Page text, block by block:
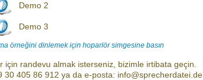
Demo 2
Demo 3
örneğini dinlemek için hoparlör simgesine basın
için randevu almak isterseniz, bizimle irtibata geçin.
30 405 86 912 ya da e-posta: info@sprecherdatei.de